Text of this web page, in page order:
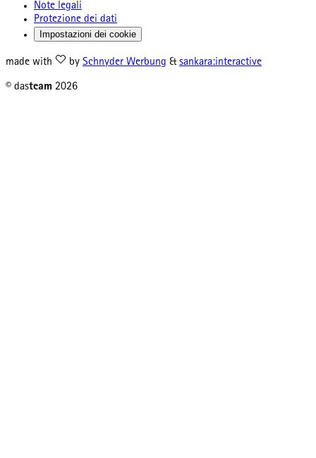
Note legali
Protezione dei dati
Impostazioni dei cookie
made with by Schnyder Werbung & sankara:interactive
© dasteam 2026